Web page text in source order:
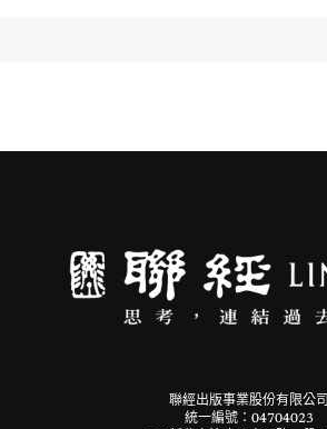
聯經出版事業股份有限公司
統一編號：04704023